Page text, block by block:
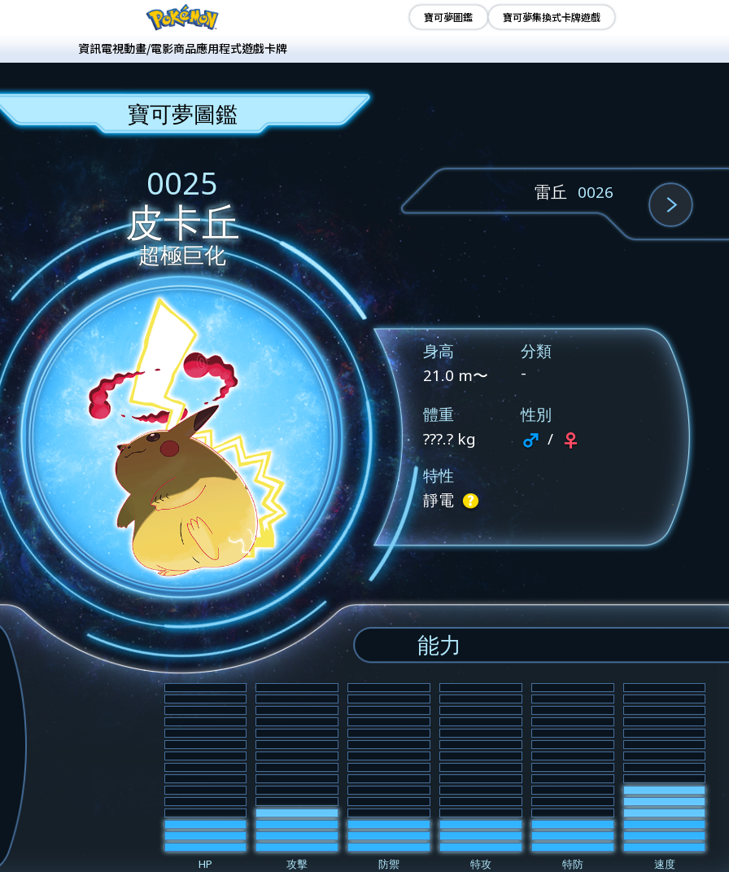
寶可夢圖鑑 寶可夢集換式卡牌遊戲
資訊電視動畫/電影商品應用程式遊戲卡牌
寶可夢圖鑑
0025
皮卡丘
超極巨化
雷丘 0026
身高
21.0 m〜
分類
-
體重
???.? kg
性別
/
特性
靜電
能力
HP 攻擊 防禦 特攻 特防 速度